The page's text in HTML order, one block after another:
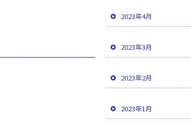
2023年4月
2023年3月
2023年2月
2023年1月